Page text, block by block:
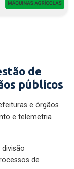
de
públicos
e órgãos
e telemetria
de